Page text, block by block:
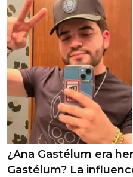
¿Ana Gastélum era
Gastélum? La